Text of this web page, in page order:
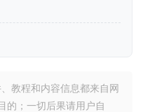
教程和内容信息都来自网
的；一切后果请用户自